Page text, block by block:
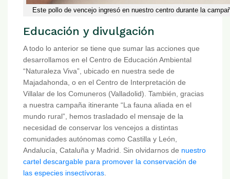
Este pollo de vencejo ingresó en nuestro centro durante la
Educación y divulgación
A todo lo anterior se tiene que sumar las acciones que
desarrollamos en el Centro de Educación Ambiental
“Naturaleza Viva”, ubicado en nuestra sede de
Majadahonda, o en el Centro de Interpretación de
Villalar de los Comuneros (Valladolid). También, gracias
a nuestra campaña itinerante “La fauna aliada en el
mundo rural”, hemos trasladado el mensaje de la
necesidad de conservar los vencejos a distintas
comunidades autónomas como Castilla y León,
Andalucía, Cataluña y Madrid. Sin olvidarnos de nuestro
cartel descargable para promover la conservación de
las especies insectívoras